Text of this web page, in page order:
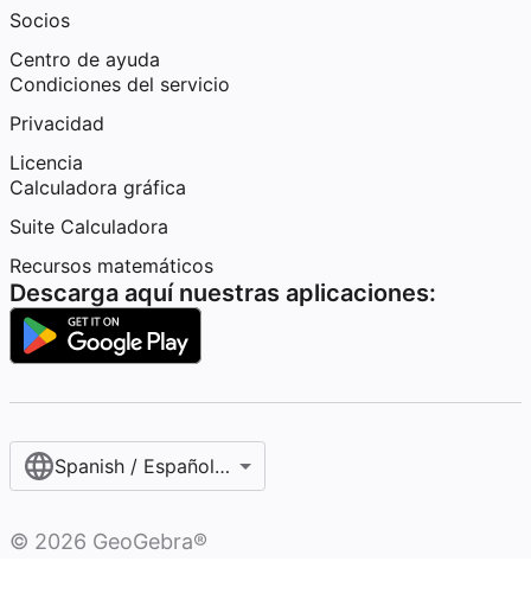
Socios
Centro de ayuda
Condiciones del servicio
Privacidad
Licencia
Calculadora gráfica
Suite Calculadora
Recursos matemáticos
Descarga aquí nuestras aplicaciones:
Spanish / Español (internacional)
© 2026 GeoGebra®